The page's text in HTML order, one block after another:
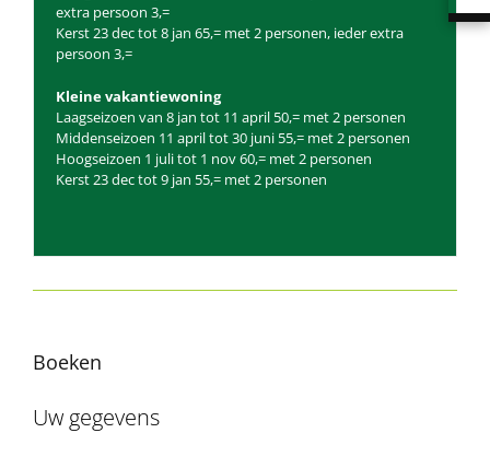
extra persoon 3,=
Kerst 23 dec tot 8 jan 65,= met 2 personen, ieder extra
persoon 3,=
Kleine vakantiewoning
Laagseizoen van 8 jan tot 11 april 50,= met 2 personen
Middenseizoen 11 april tot 30 juni 55,= met 2 personen
Hoogseizoen 1 juli tot 1 nov 60,= met 2 personen
Kerst 23 dec tot 9 jan 55,= met 2 personen
Boeken
Uw gegevens